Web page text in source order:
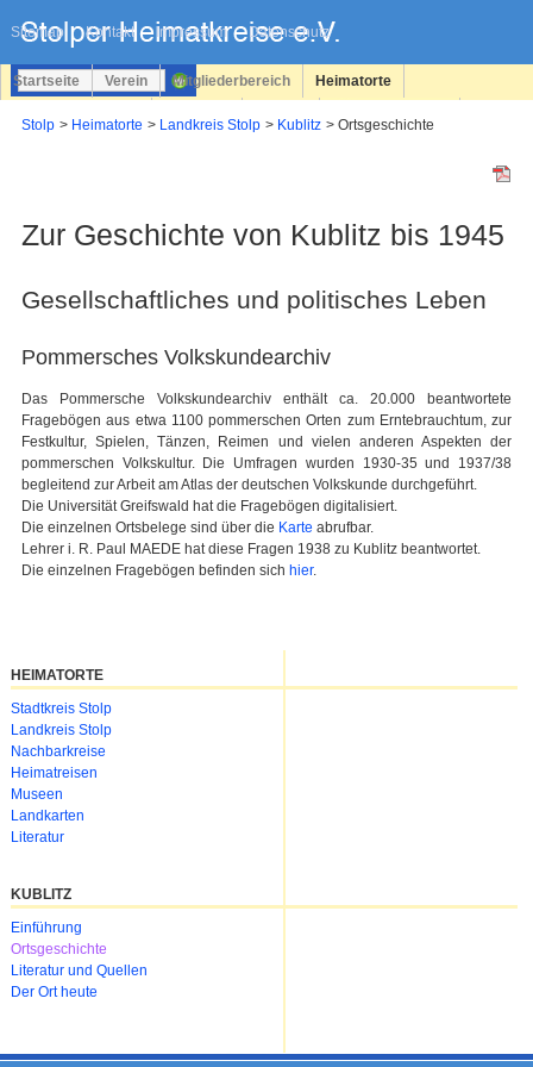
Sitemap Kontakt Impressum Datenschutz
überspringen
Startseite Verein Mitgliederbereich Heimatorte
Stolp Heimatorte Landkreis Stolp Kublitz Ortsgeschichte
Zur Geschichte von Kublitz bis 1945
Gesellschaftliches und politisches Leben
Pommersches Volkskundearchiv
Das Pommersche Volkskundearchiv enthält ca. 20.000 beantwortete
Fragebögen aus etwa 1100 pommerschen Orten zum Erntebrauchtum, zur
Festkultur, Spielen, Tänzen, Reimen und vielen anderen Aspekten der
pommerschen Volkskultur. Die Umfragen wurden 1930-35 und 1937/38
begleitend zur Arbeit am Atlas der deutschen Volkskunde durchgeführt.
Die Universität Greifswald hat die Fragebögen digitalisiert.
Die einzelnen Ortsbelege sind über die Karte abrufbar.
Lehrer i. R. Paul MAEDE hat diese Fragen 1938 zu Kublitz beantwortet.
Die einzelnen Fragebögen befinden sich hier.
HEIMATORTE
Navigation
überspringen
Stadtkreis Stolp
Landkreis Stolp
Nachbarkreise
Heimatreisen
Museen
Landkarten
Literatur
KUBLITZ
Navigation
überspringen
Einführung
Ortsgeschichte
Literatur und Quellen
Der Ort heute